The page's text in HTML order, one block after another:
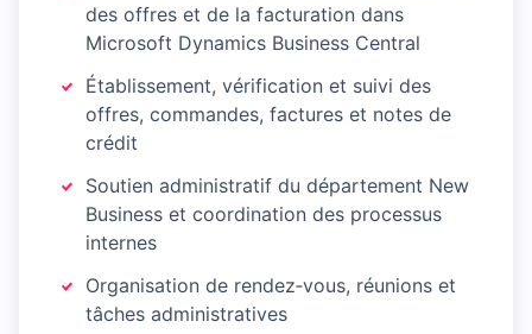
des offres et de la facturation dans
Microsoft Dynamics Business Central
Établissement, vérification et suivi des
offres, commandes, factures et notes de
crédit
Soutien administratif du département New
Business et coordination des processus
internes
Organisation de rendez‑vous, réunions et
tâches administratives